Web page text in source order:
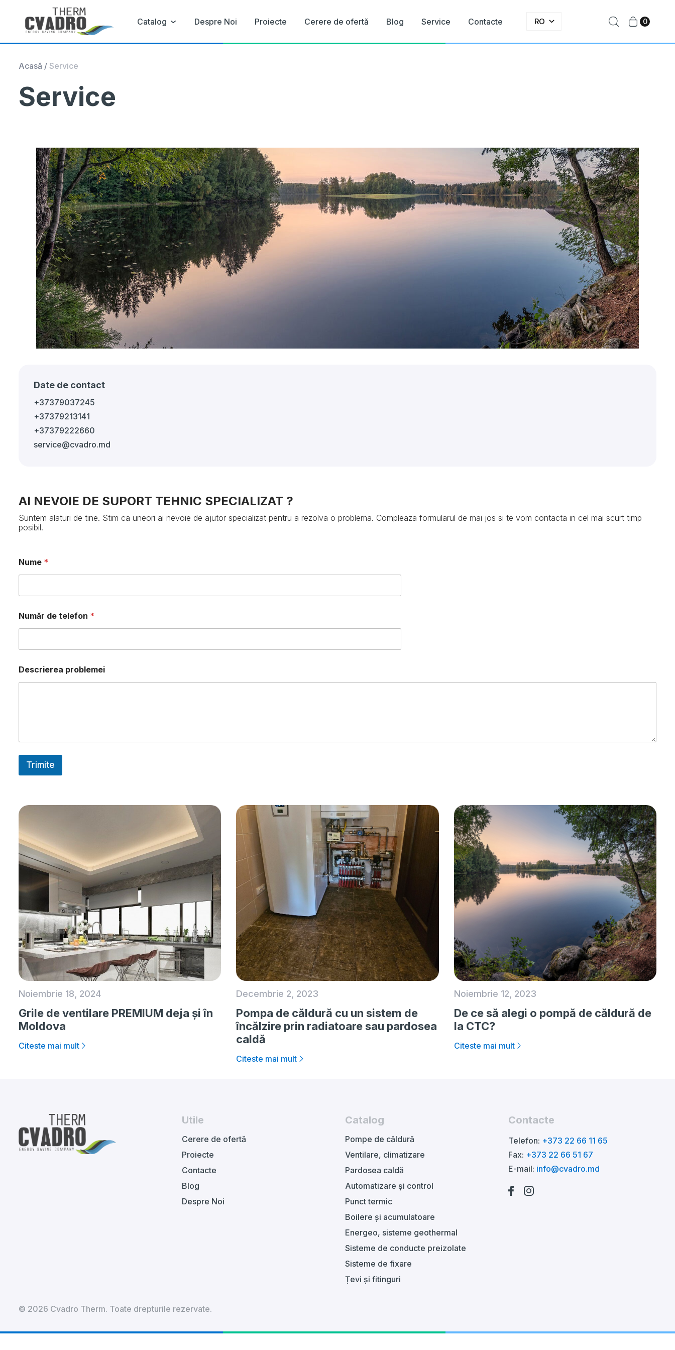
Catalog Despre Noi Proiecte Cerere de ofertă Blog Service Contacte RO 0
Acasă / Service
Service
Date de contact
+37379037245
+37379213141
+37379222660
service@cvadro.md
AI NEVOIE DE SUPORT TEHNIC SPECIALIZAT ?
Suntem alaturi de tine. Stim ca uneori ai nevoie de ajutor specializat pentru a rezolva o problema. Compleaza formularul de mai jos si te vom contacta in cel mai scurt timp
posibil.
Nume *
Număr de telefon *
Descrierea problemei
Trimite
Noiembrie 18, 2024
Grile de ventilare PREMIUM deja și în
Moldova
Citeste mai mult
Decembrie 2, 2023
Pompa de căldură cu un sistem de
încălzire prin radiatoare sau pardosea
caldă
Citeste mai mult
Noiembrie 12, 2023
De ce să alegi o pompă de căldură de
la CTC?
Citeste mai mult
Utile
Cerere de ofertă
Proiecte
Contacte
Blog
Despre Noi
Catalog
Pompe de căldură
Ventilare, climatizare
Pardosea caldă
Automatizare și control
Punct termic
Boilere și acumulatoare
Energeo, sisteme geothermal
Sisteme de conducte preizolate
Sisteme de fixare
Țevi și fitinguri
Contacte
Telefon: +373 22 66 11 65
Fax: +373 22 66 51 67
E-mail: info@cvadro.md
© 2026 Cvadro Therm. Toate drepturile rezervate.